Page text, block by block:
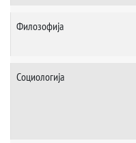
Филозофија
Социологија